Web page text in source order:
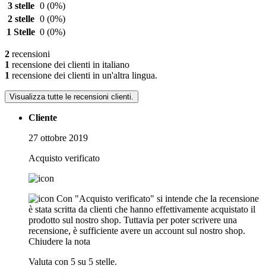
3 stelle 0 (0%)
2 stelle 0 (0%)
1 Stelle 0 (0%)
2 recensioni
1 recensione dei clienti in italiano
1 recensione dei clienti in un'altra lingua.
Visualizza tutte le recensioni clienti.
Cliente
27 ottobre 2019
Acquisto verificato
Con "Acquisto verificato" si intende che la recensione
è stata scritta da clienti che hanno effettivamente acquistato il
prodotto sul nostro shop. Tuttavia per poter scrivere una
recensione, è sufficiente avere un account sul nostro shop.
Chiudere la nota
Valuta con 5 su 5 stelle.